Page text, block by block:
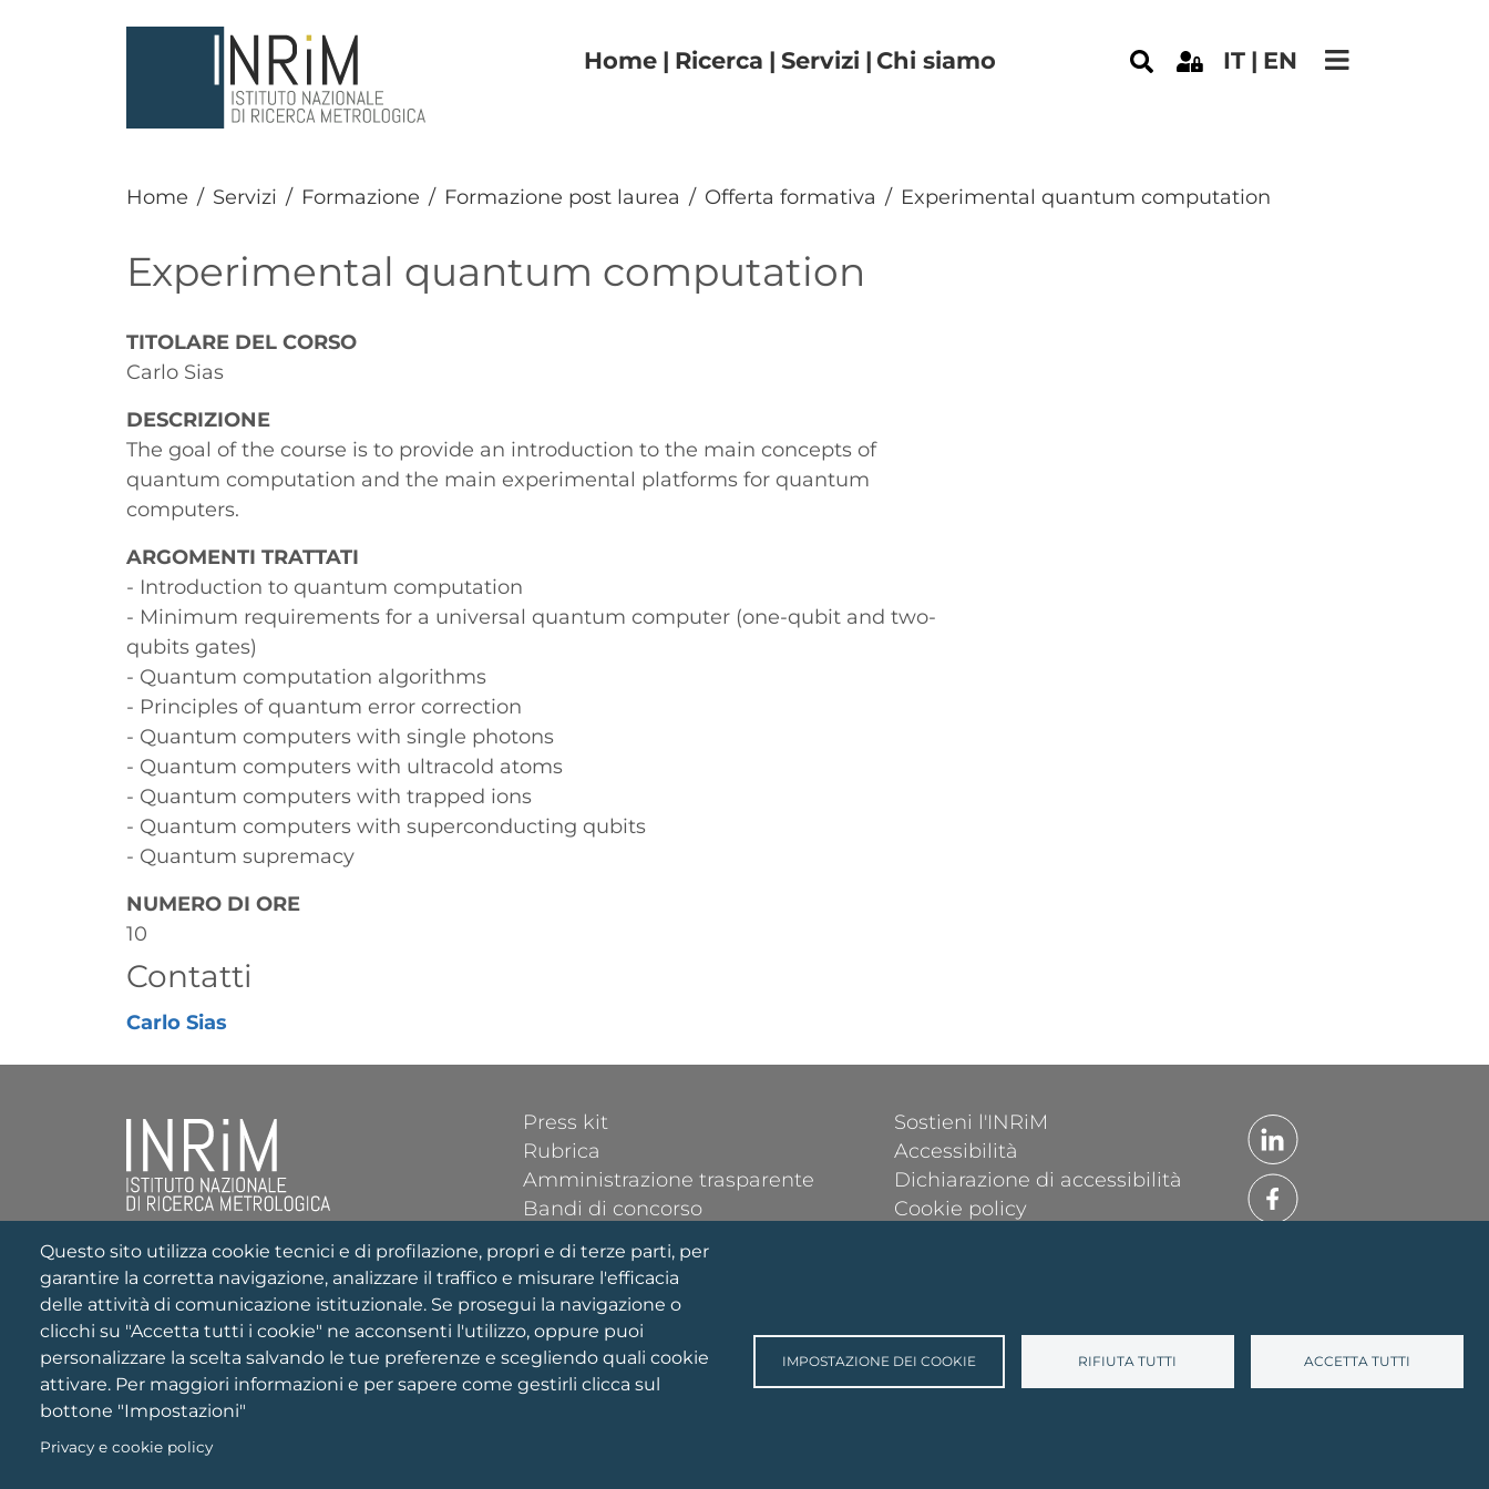
Navigazione principale
Home Ricerca Servizi Chi siamo IT EN
Home Servizi Formazione Formazione post laurea Offerta formativa Experimental quantum computation
Experimental quantum computation
Paragrafo
TITOLARE DEL CORSO
Carlo Sias
DESCRIZIONE
The goal of the course is to provide an introduction to the main concepts of
quantum computation and the main experimental platforms for quantum
computers.
ARGOMENTI TRATTATI
- Introduction to quantum computation
- Minimum requirements for a universal quantum computer (one-qubit and two-
qubits gates)
- Quantum computation algorithms
- Principles of quantum error correction
- Quantum computers with single photons
- Quantum computers with ultracold atoms
- Quantum computers with trapped ions
- Quantum computers with superconducting qubits
- Quantum supremacy
NUMERO DI ORE
10
Contatti
Carlo Sias
Questo sito utilizza cookie tecnici e di profilazione, propri e di terze parti, per
garantire la corretta navigazione, analizzare il traffico e misurare l'efficacia
delle attività di comunicazione istituzionale. Se prosegui la navigazione o
clicchi su "Accetta tutti i cookie" ne acconsenti l'utilizzo, oppure puoi
personalizzare la scelta salvando le tue preferenze e scegliendo quali cookie
attivare. Per maggiori informazioni e per sapere come gestirli clicca sul
bottone "Impostazioni"
Privacy e cookie policy
IMPOSTAZIONE DEI COOKIE RIFIUTA TUTTI ACCETTA TUTTI
Strada delle Cacce, 91
10135 Torino, ITALY
tel: +39 011 3919 1
C.F./P.IVA: 09261710017
Posta Elettronica Certificata:
inrim@pec.it
Codice Univoco Ufficio per fatturazione
elettronica: UFPQ1O
FOOTER 1
Press kit
Rubrica
Amministrazione trasparente
Bandi di concorso
Comitato Unico di Garanzia
Ora esatta
FOOTER 2
Sostieni l'INRiM
Accessibilità
Dichiarazione di accessibilità
Cookie policy